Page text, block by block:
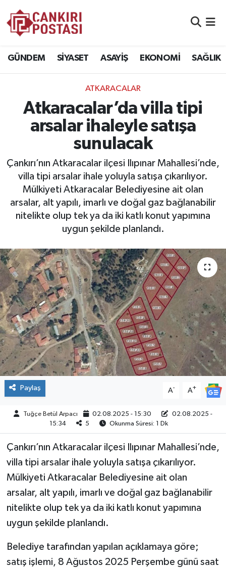
GÜNDEM SİYASET ASAYİŞ EKONOMİ SAĞLIK
ATKARACALAR
Atkaracalar’da villa tipi
arsalar ihaleyle satışa
sunulacak
Çankırı’nın Atkaracalar ilçesi Ilıpınar Mahallesi’nde,
villa tipi arsalar ihale yoluyla satışa çıkarılıyor.
Mülkiyeti Atkaracalar Belediyesine ait olan
arsalar, alt yapılı, imarlı ve doğal gaz bağlanabilir
nitelikte olup tek ya da iki katlı konut yapımına
uygun şekilde planlandı.
Paylaş A- A+
Tuğçe Betül Arpacı 02.08.2025 - 15:30
02.08.2025 -
15:34
5 Okunma Süresi: 1 Dk
Çankırı’nın Atkaracalar ilçesi Ilıpınar Mahallesi’nde,
villa tipi arsalar ihale yoluyla satışa çıkarılıyor.
Mülkiyeti Atkaracalar Belediyesine ait olan
arsalar, alt yapılı, imarlı ve doğal gaz bağlanabilir
nitelikte olup tek ya da iki katlı konut yapımına
uygun şekilde planlandı.
Belediye tarafından yapılan açıklamaya göre;
satış işlemi, 8 Ağustos 2025 Perşembe günü saat
EKONOMİ
SPOR
EĞİTİM
YAŞAM
İLÇELER
RESMİ İLANLAR
KÜLTÜR
TURİZM
MAGAZİN
VEFAT
BİLİM&TEKNOLOJİ
BÖLGE
TÜRKİYE
DÜNYA
Namaz Vakitleri
Trafik Durumu
Süper Lig Puan Durumu ve Fikstür
Tüm Manşetler
Son Dakika Haberleri
Haber Arşivi